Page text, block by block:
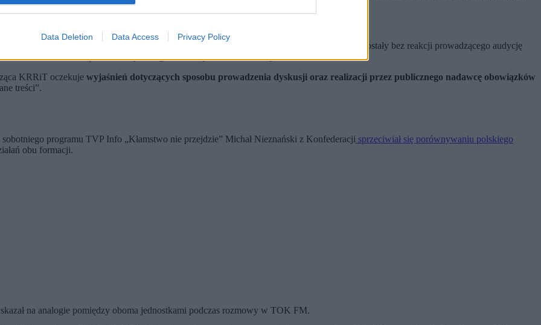
Data Deletion Data Access Privacy Policy
oraz przypisujące Polakom odpowiedzialność za zbrodnie wołyńskie
. Słowa te pozostały bez reakcji prowadzącego audycję
dziennikarz nie pozwolił dojść do głosu” – napisała KRRiT na platformie X.
KRRiT oczekuje wyjaśnień dotyczących sposobu prowadzenia dyskusji oraz realizacji przez publicznego nadawcę obowiązków
treści”.
programu TVP Info „Kłamstwo nie przejdzie” Michał Nieznański z Konfederacji sprzeciwiał się porównywaniu polskiego
obu formacji.
na analogie pomiędzy oboma jednostkami podczas rozmowy w TOK FM.